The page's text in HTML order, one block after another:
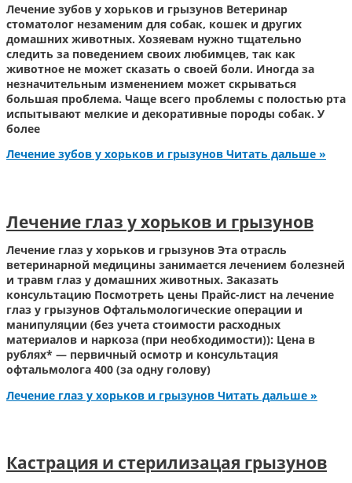
Лечение зубов у хорьков и грызунов Ветеринар
стоматолог незаменим для собак, кошек и других
домашних животных. Хозяевам нужно тщательно
следить за поведением своих любимцев, так как
животное не может сказать о своей боли. Иногда за
незначительным изменением может скрываться
большая проблема. Чаще всего проблемы с полостью рта
испытывают мелкие и декоративные породы собак. У
более
Лечение зубов у хорьков и грызунов Читать дальше »
Лечение глаз у хорьков и грызунов
Лечение глаз у хорьков и грызунов Эта отрасль
ветеринарной медицины занимается лечением болезней
и травм глаз у домашних животных. Заказать
консультацию Посмотреть цены Прайс-лист на лечение
глаз у грызунов Офтальмологические операции и
манипуляции (без учета стоимости расходных
материалов и наркоза (при необходимости)): Цена в
рублях* — первичный осмотр и консультация
офтальмолога 400 (за одну голову)
Лечение глаз у хорьков и грызунов Читать дальше »
Кастрация и стерилизацая грызунов